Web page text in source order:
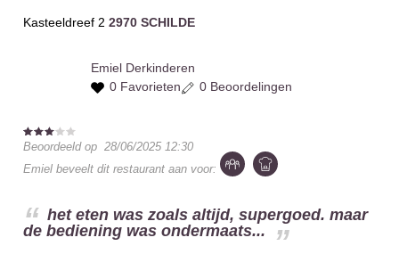
Kasteeldreef 22970 SCHILDE
Emiel Derkinderen
0 Favorieten
0 Beoordelingen
Beoordeeld op28/06/2025 12:30
Emiel beveelt dit restaurant aan voor:
het eten was zoals altijd, supergoed. maar
de bediening was ondermaats...